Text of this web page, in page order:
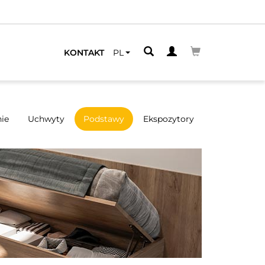
KONTAKT PL
Uchwyty Podstawy Ekspozytory